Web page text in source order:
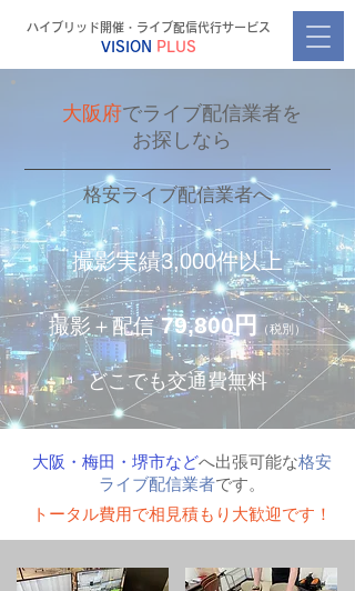
ハイブリッド開催・ライブ配信代行サービス
VISION PLUS
大阪府でライブ配信業者を
お探しなら
格安ライブ配信業者へ
撮影実績3,000件以上
撮影＋配信 79,800円 （税別）
どこでも交通費無料
大阪・梅田・堺市などへ出張可能な格安
ライブ配信業者です。
トータル費用で相見積もり大歓迎です！